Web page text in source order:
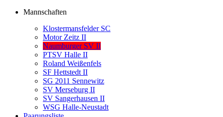
Mannschaften
Klostermansfelder SC
Motor Zeitz II
Naumburger SV II
PTSV Halle II
Roland Weißenfels
SF Hettstedt II
SG 2011 Sennewitz
SV Merseburg II
SV Sangerhausen II
WSG Halle-Neustadt